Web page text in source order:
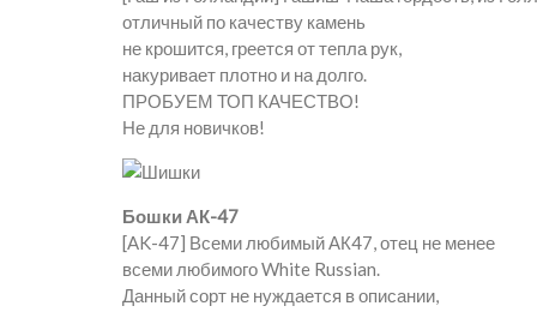
отличный по качеству камень
не крошится, греется от тепла рук,
накуривает плотно и на долго.
ПРОБУЕМ ТОП КАЧЕСТВО!
Не для новичков!
Бошки АК-47
[AK-47] Всеми любимый АК47, отец не менее
всеми любимого White Russian.
Данный сорт не нуждается в описании,